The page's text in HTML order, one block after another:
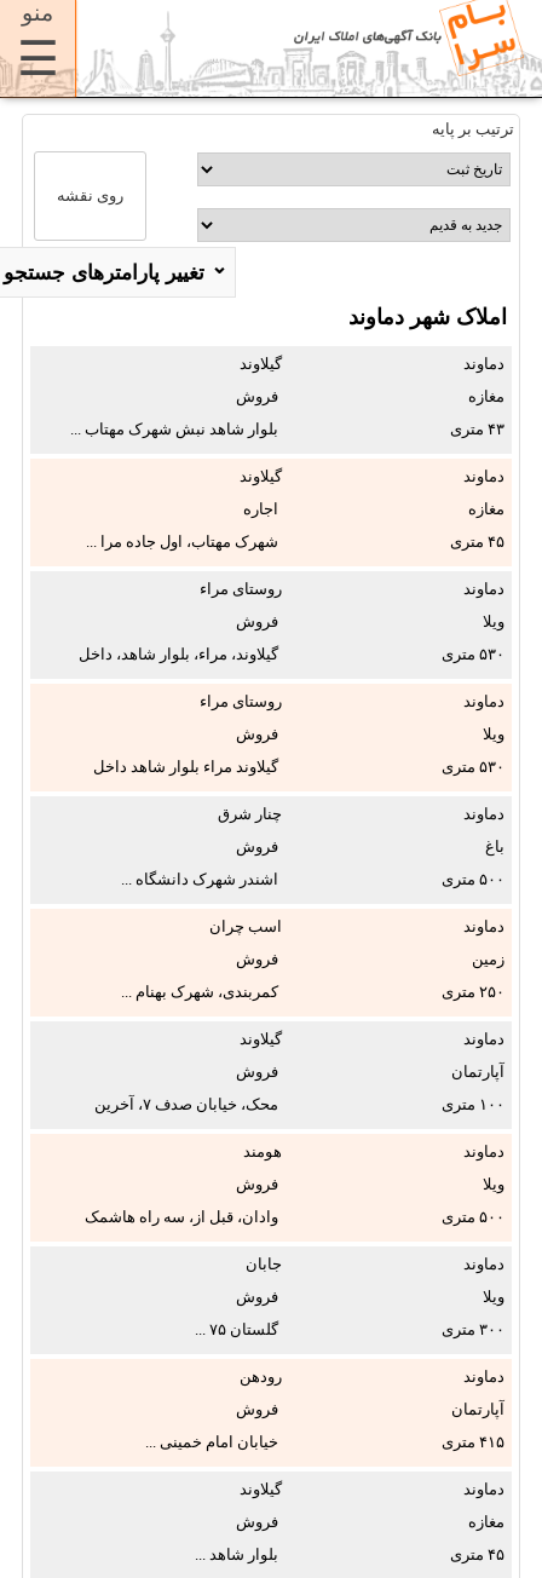
منو
☰
⌄ تغییر پارامترهای جستجو
شهر:
محله:
نوع ملک:
وضعیت:
طبقه:
قیمت از:
تومان
آسانسور:
روی نقشه
ترتیب بر پایه
املاک شهر دماوند
دماوند
گیلاوند
مغازه
فروش
۴۳
بلوار شاهد نبش شهرک مهتاب ...
دماوند
گیلاوند
مغازه
اجاره
۴۵
شهرک مهتاب، اول جاده مرا ...
دماوند
روستای مراء
ویلا
فروش
۵۳۰
گیلاوند، مراء، بلوار شاهد، داخل
دماوند
روستای مراء
ویلا
فروش
۵۳۰
گیلاوند مراء بلوار شاهد داخل
دماوند
چنار شرق
باغ
فروش
۵۰۰
اشندر شهرک دانشگاه ...
دماوند
اسب چران
زمین
فروش
۲۵۰
کمربندی، شهرک بهنام ...
دماوند
گیلاوند
آپارتمان
فروش
۱۰۰
محک، خیابان صدف ۷، آخرین
دماوند
هومند
ویلا
فروش
۵۰۰
وادان، قبل از، سه راه هاشمک
دماوند
جابان
ویلا
فروش
۳۰۰
گلستان ۷۵ ...
دماوند
رودهن
آپارتمان
فروش
۴۱۵
خیابان امام خمینی ...
دماوند
گیلاوند
مغازه
فروش
۴۵
بلوار شاهد ...